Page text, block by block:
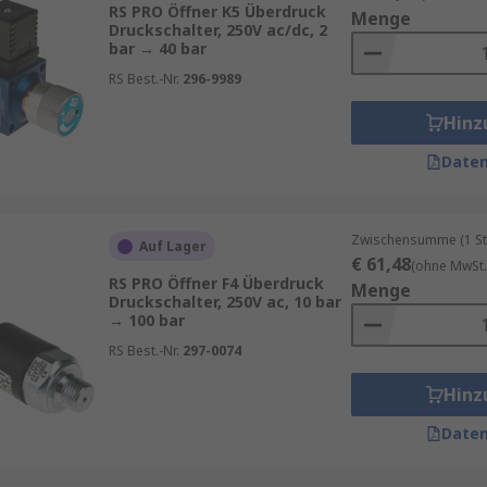
als reaktionsschnelle Geräte zur Verfolgung des
Flüssigkeitsdruck erreicht ist. Sie sind so ausgelegt,
Überwachungsprodukte in Systemen eingesetzt, die
mit modernen Displays, bei denen der Öldruck
des Motors über bestimmte Punkte hinausgehen.
RS PRO Öffner K5 Überdruck
Druckschalter, 250V ac/dc, 2
bar → 40 bar
RS Best.-Nr. 296-9989
Menge
Auf Lager
RS PRO Öffner F4 Überdruck
Druckschalter, 250V ac, 10 bar
→ 100 bar
RS Best.-Nr. 297-0074
Zwischensumme (1
€ 61,48(ohne
Menge